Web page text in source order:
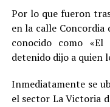
Por lo que fueron
en la calle Concordia
conocido como «El
detenido dijo a quien
Inmediatamente se
el sector La Victoria